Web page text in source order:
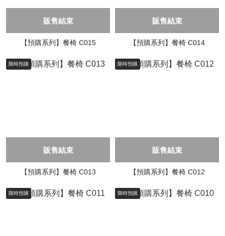
販售結束
【預購系列】餐椅 C015
販售結束
【預購系列】餐椅 C014
限時預購
販售結束
【預購系列】餐椅 C013
限時預購
販售結束
【預購系列】餐椅 C012
限時預購 限時預購